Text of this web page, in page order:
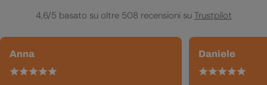
4,6/5 basato su oltre 508 recensioni su Trustpilot
Anna Daniele